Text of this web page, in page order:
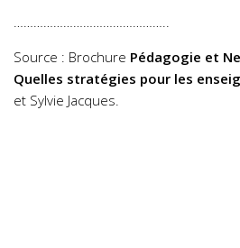
Source : Brochure Pédagogie et
Quelles stratégies pour les
et Sylvie Jacques.